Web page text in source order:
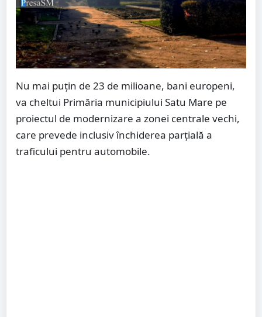
Nu mai puțin de 23 de milioane, bani europeni,
va cheltui Primăria municipiului Satu Mare pe
proiectul de modernizare a zonei centrale vechi,
care prevede inclusiv închiderea parțială a
traficului pentru automobile.